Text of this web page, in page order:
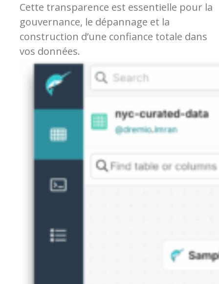
Cette transparence est essentielle pour la
gouvernance, le dépannage et la
construction d’une confiance totale dans
vos données.